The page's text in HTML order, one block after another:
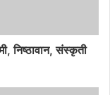
निष्ठावान, संस्कृती